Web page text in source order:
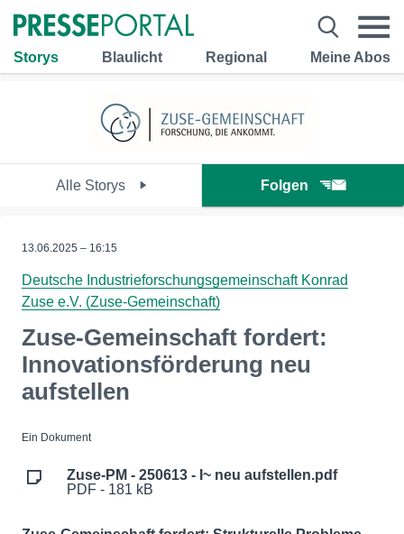
Storys Blaulicht Regional Meine Abos
Alle Storys Folgen
13.06.2025 – 16:15
Deutsche Industrieforschungsgemeinschaft Konrad
Zuse e.V. (Zuse-Gemeinschaft)
Zuse-Gemeinschaft fordert:
Innovationsförderung neu
aufstellen
Ein Dokument
Zuse-PM - 250613 - I~ neu aufstellen.pdf
PDF - 181 kB